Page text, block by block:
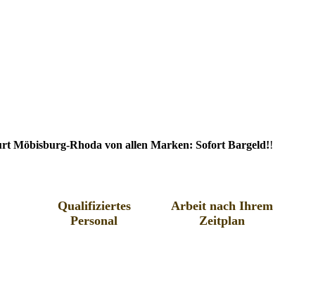
Möbisburg-Rhoda von allen Marken: Sofort Bargeld!!
Qualifiziertes
Personal
Arbeit nach Ihrem
Zeitplan